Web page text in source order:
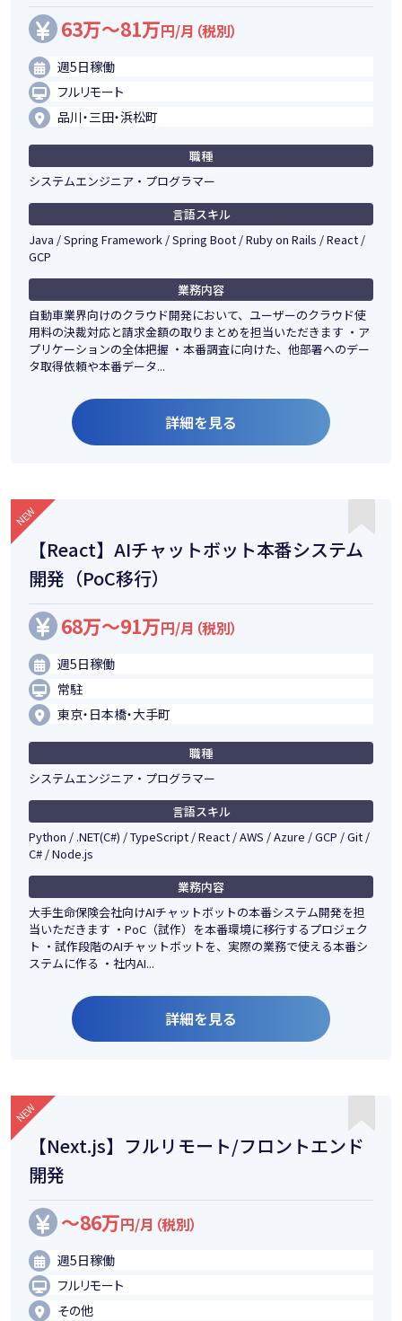
63万～81万円/月（税別）
週5日稼働
フルリモート
品川・三田・浜松町
職種
システムエンジニア・プログラマー
言語スキル
Java / Spring Framework / Spring Boot / Ruby on Rails / React /
GCP
業務内容
自動車業界向けのクラウド開発において、ユーザーのクラウド使
用料の決裁対応と請求金額の取りまとめを担当いただきます ・ア
プリケーションの全体把握 ・本番調査に向けた、他部署へのデー
タ取得依頼や本番データ...
詳細を見る
【React】AIチャットボット本番システム
開発（PoC移行）
68万～91万円/月（税別）
週5日稼働
常駐
東京・日本橋・大手町
職種
システムエンジニア・プログラマー
言語スキル
Python / .NET(C#) / TypeScript / React / AWS / Azure / GCP / Git /
C# / Node.js
業務内容
大手生命保険会社向けAIチャットボットの本番システム開発を担
当いただきます ・PoC（試作）を本番環境に移行するプロジェク
ト ・試作段階のAIチャットボットを、実際の業務で使える本番シ
ステムに作る ・社内AI...
詳細を見る
【Next.js】フルリモート/フロントエンド
開発
～86万円/月（税別）
週5日稼働
フルリモート
その他